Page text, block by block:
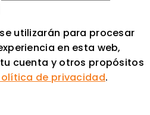
utilizarán para procesar
en esta web,
cuenta y otros propósitos
de privacidad.